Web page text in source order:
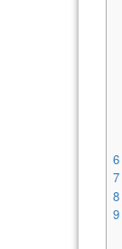
6
7
8
9